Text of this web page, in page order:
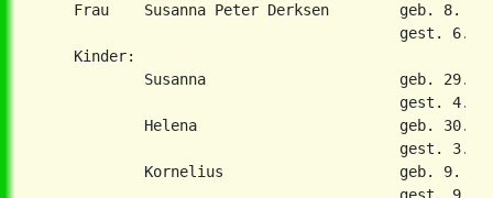
Frau    Susanna Peter Derksen        geb. 8.
gest. 6.
    Kinder:
Susanna                      geb. 29.
gest. 4.
Helena                       geb. 30.
gest. 3.
Kornelius                    geb. 9.